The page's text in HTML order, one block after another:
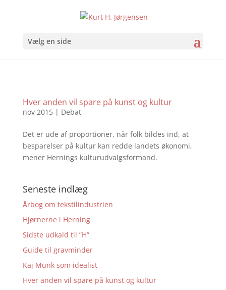
Vælg en side
Hver anden vil spare på kunst og kultur
nov 2015| Debat
Det er ude af proportioner, når folk bildes ind, at
besparelser på kultur kan redde landets økonomi,
mener Hernings kulturudvalgsformand.
Seneste indlæg
Årbog om tekstilindustrien
Hjørnerne i Herning
Sidste udkald til ”H”
Guide til gravminder
Kaj Munk som idealist
Hver anden vil spare på kunst og kultur